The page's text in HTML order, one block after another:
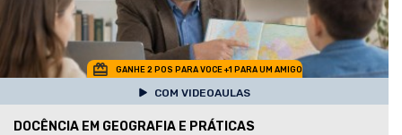
GANHE 2 POS PARA VOCE +1 PARA UM AMIGO
COM VIDEOAULAS
DOCÊNCIA EM GEOGRAFIA E PRÁTICAS